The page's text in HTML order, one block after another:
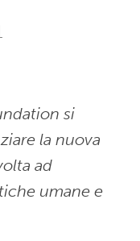
si
la nuova
ad
umane e